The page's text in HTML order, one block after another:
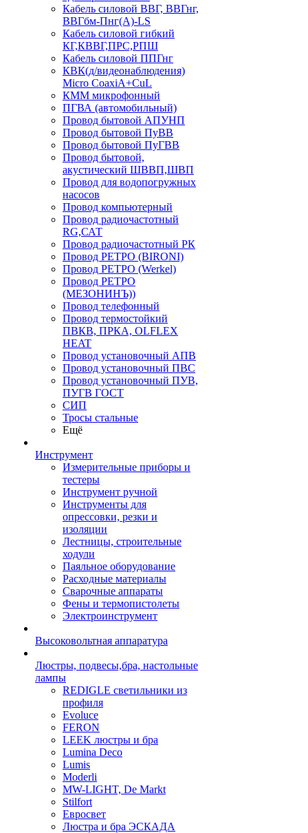
Кабель силовой ВВГ, ВВГнг,
ВВГбм-Пнг(А)-LS
Кабель силовой гибкий
КГ,КВВГ,ПРС,РПШ
Кабель силовой ППГнг
КВК(д/видеонаблюдения)
Micro CoaxiA+CuL
КММ микрофонный
ПГВА (автомобильный)
Провод бытовой АПУНП
Провод бытовой ПуВВ
Провод бытовой ПуГВВ
Провод бытовой,
акустический ШВВП,ШВП
Провод для водопогружных
насосов
Провод компьютерный
Провод радиочастотный
RG,САТ
Провод радиочастотный РК
Провод РЕТРО (BIRONI)
Провод РЕТРО (Werkel)
Провод РЕТРО
(МЕЗОНИНЪ))
Провод телефонный
Провод термостойкий
ПВКВ, ПРКА, OLFLEX
HEAT
Провод установочный АПВ
Провод установочный ПВС
Провод установочный ПУВ,
ПУГВ ГОСТ
СИП
Тросы стальные
Ещё
Инструмент
Измерительные приборы и
тестеры
Инструмент ручной
Инструменты для
опрессовки, резки и
изоляции
Лестницы, строительные
ходули
Паяльное оборудование
Расходные материалы
Сварочные аппараты
Фены и термопистолеты
Электроинструмент
Высоковольтная аппаратура
Люстры, подвесы,бра, настольные
лампы
REDIGLE светильники из
профиля
Evoluce
FERON
LEEK люстры и бра
Lumina Deco
Lumis
Moderli
MW-LIGHT, De Markt
Stilfort
Евросвет
Люстра и бра ЭСКАДА